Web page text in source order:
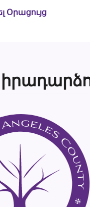
Օրացույց